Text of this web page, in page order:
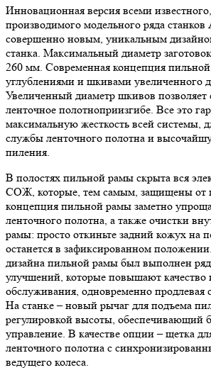
Инновационная версия всеми
производимого модельного ряда станков
совершенно новым, уникальным
станка. Максимальный диаметр
260 мм. Современная концепция
углублениями и шкивами увеличенного
Увеличенный диаметр шкивов позволяет
ленточное полотноприизгибе. Все это
максимальную жесткость всей системы,
службы ленточного полотна и
пиления.
В полостях пильной рамы скрыта вся
СОЖ, которые, тем самым, защищены от
концепция пильной рамы заметно
ленточного полотна, а также очистки
рамы: просто откиньте задний кожух на
останется в зафиксированном
дизайна пильной рамы был выполнен
улучшений, которые повышают качество
обслуживания, одновременно продлевая
На станке – новый рычаг для подъема
регулировкой высоты, обеспечивающий
управление. В качестве опции – щетка
ленточного полотна с
ведущего колеса.